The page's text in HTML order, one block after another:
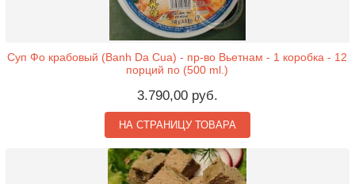
Суп Фо крабовый (Banh Da Cua) - пр-во Вьетнам - 1 коробка - 12
порций по (500 ml.)
3.790,00 руб.
НА СТРАНИЦУ ТОВАРА